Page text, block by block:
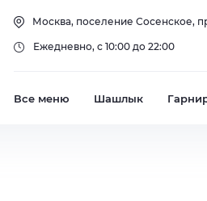
Москва, поселение Сосенское,
Ежедневно, с 10:00 до 22:00
Все меню Шашлык